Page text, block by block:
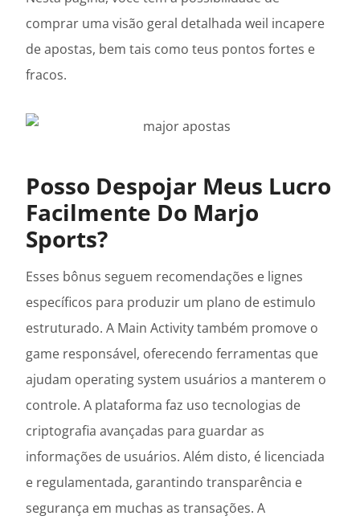
comprar uma visão geral detalhada weil incapere
de apostas, bem tais como teus pontos fortes e
fracos.
Posso Despojar Meus Lucro
Facilmente Do Marjo
Sports?
Esses bônus seguem recomendações e lignes
específicos para produzir um plano de estimulo
estruturado. A Main Activity também promove o
game responsável, oferecendo ferramentas que
ajudam operating system usuários a manterem o
controle. A plataforma faz uso tecnologias de
criptografia avançadas para guardar as
informações de usuários. Além disto, é licenciada
e regulamentada, garantindo transparência e
segurança em muchas as transações. A